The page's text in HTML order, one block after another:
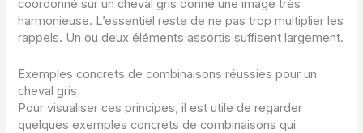
coordonné sur un cheval gris donne une image très
harmonieuse. L’essentiel reste de ne pas trop multiplier les
rappels. Un ou deux éléments assortis suffisent largement.
Exemples concrets de combinaisons réussies pour un
cheval gris
Pour visualiser ces principes, il est utile de regarder
quelques exemples concrets de combinaisons qui